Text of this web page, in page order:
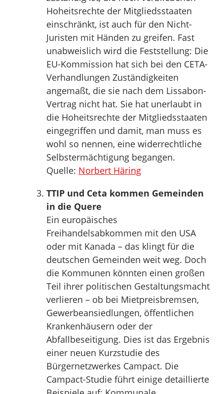
Hoheitsrechte der Mitgliedsstaaten
einschränkt, ist auch für den Nicht-
Juristen mit Händen zu greifen. Fast
unabweislich wird die Feststellung: Die
EU-Kommission hat sich bei den CETA-
Verhandlungen Zuständigkeiten
angemaßt, die sie nach dem Lissabon-
Vertrag nicht hat. Sie hat unerlaubt in
die Hoheitsrechte der Mitgliedsstaaten
eingegriffen und damit, man muss es
wohl so nennen, eine widerrechtliche
Selbstermächtigung begangen.
Quelle: Norbert Häring
TTIP und Ceta kommen Gemeinden
in die Quere
Ein europäisches
Freihandelsabkommen mit den USA
oder mit Kanada – das klingt für die
deutschen Gemeinden weit weg. Doch
die Kommunen könnten einen großen
Teil ihrer politischen Gestaltungsmacht
verlieren – ob bei Mietpreisbremsen,
Gewerbeansiedlungen, öffentlichen
Krankenhäusern oder der
Abfallbeseitigung. Dies ist das Ergebnis
einer neuen Kurzstudie des
Bürgernetzwerkes Campact. Die
Campact-Studie führt einige detaillierte